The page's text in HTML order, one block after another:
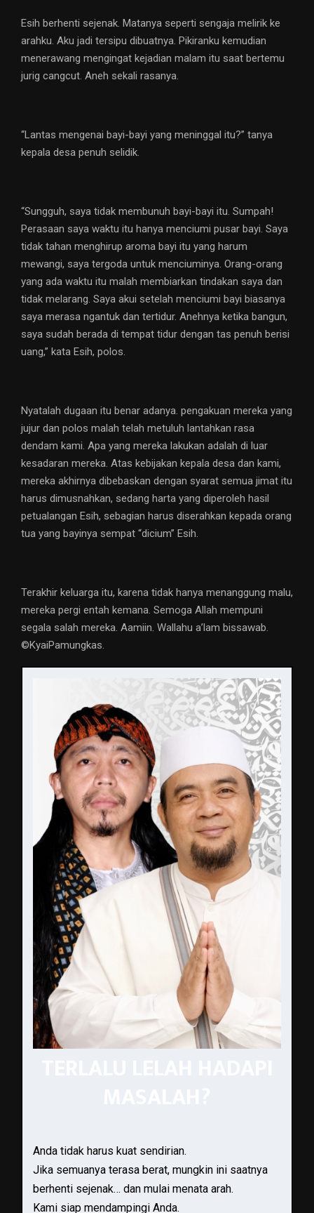
Esih berhenti sejenak. Matanya seperti sengaja melirik ke
arahku. Aku jadi tersipu dibuatnya. Pikiranku kemudian
menerawang mengingat kejadian malam itu saat bertemu
jurig cangcut. Aneh sekali rasanya.
“Lantas mengenai bayi-bayi yang meninggal itu?” tanya
kepala desa penuh selidik.
“Sungguh, saya tidak membunuh bayi-bayi itu. Sumpah!
Perasaan saya waktu itu hanya menciumi pusar bayi. Saya
tidak tahan menghirup aroma bayi itu yang harum
mewangi, saya tergoda untuk menciuminya. Orang-orang
yang ada waktu itu malah membiarkan tindakan saya dan
tidak melarang. Saya akui setelah menciumi bayi biasanya
saya merasa ngantuk dan tertidur. Anehnya ketika bangun,
saya sudah berada di tempat tidur dengan tas penuh berisi
uang,” kata Esih, polos.
Nyatalah dugaan itu benar adanya. pengakuan mereka yang
jujur dan polos malah telah metuluh lantahkan rasa
dendam kami. Apa yang mereka lakukan adalah di luar
kesadaran mereka. Atas kebijakan kepala desa dan kami,
mereka akhirnya dibebaskan dengan syarat semua jimat itu
harus dimusnahkan, sedang harta yang diperoleh hasil
petualangan Esih, sebagian harus diserahkan kepada orang
tua yang bayinya sempat “dicium” Esih.
Terakhir keluarga itu, karena tidak hanya menanggung malu,
mereka pergi entah kemana. Semoga Allah mempuni
segala salah mereka. Aamiin. Wallahu a’lam bissawab.
©️KyaiPamungkas.
Anda tidak harus kuat sendirian.
Jika semuanya terasa berat, mungkin ini saatnya
berhenti sejenak… dan mulai menata arah.
Kami siap mendampingi Anda.